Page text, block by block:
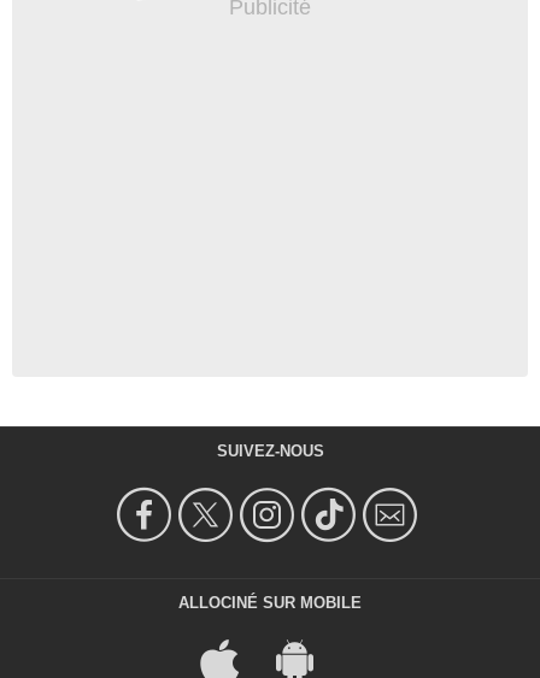
SUIVEZ-NOUS
ALLOCINÉ SUR MOBILE